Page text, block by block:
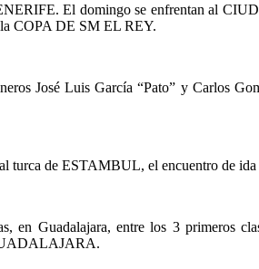
El domingo se enfrentan al
COPA DE SM EL REY.
José Luis García “Pato” y Carlos
de ESTAMBUL, el encuentro de
en Guadalajara, entre los 3